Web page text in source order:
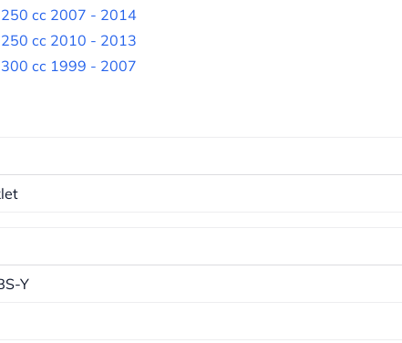
cc 2007 - 2014
cc 2010 - 2013
cc 1999 - 2007
Y